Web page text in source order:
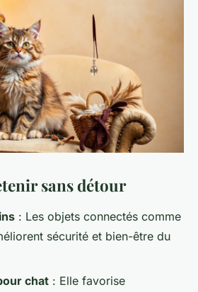
sans détour
: Les objets connectés comme
sécurité et bien-être du
chat : Elle favorise